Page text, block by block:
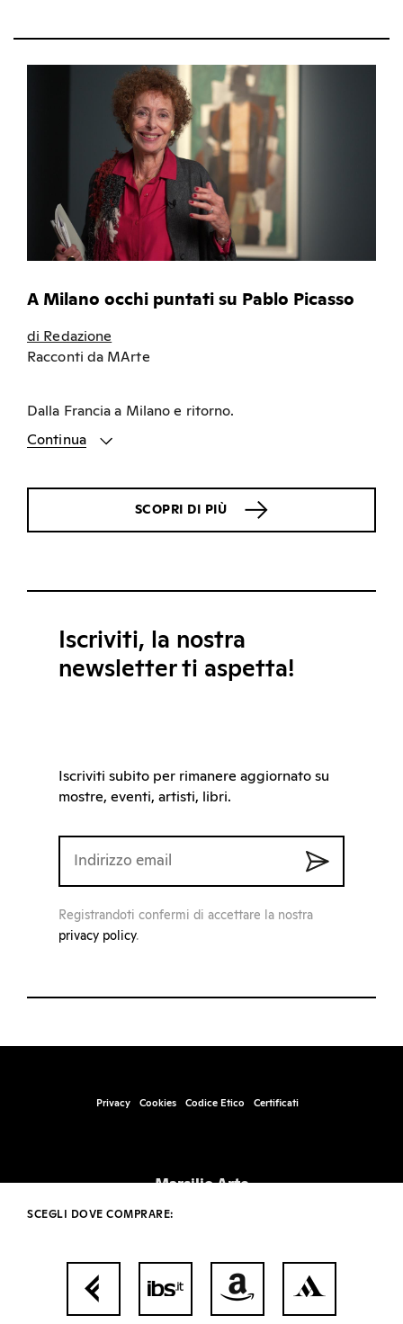
SCEGLI DOVE COMPRARE:
A Milano occhi puntati su Pablo Picasso
di Redazione
Racconti da MArte
Dalla Francia a Milano e ritorno.
Continua
SCOPRI DI PIÙ
Iscriviti, la nostra
newsletter ti aspetta!
Iscriviti subito per rimanere aggiornato su
mostre, eventi, artisti, libri.
Registrandoti confermi di accettare la nostra
privacy policy.
Privacy Cookies Codice Etico Certificati
Marsilio Arte